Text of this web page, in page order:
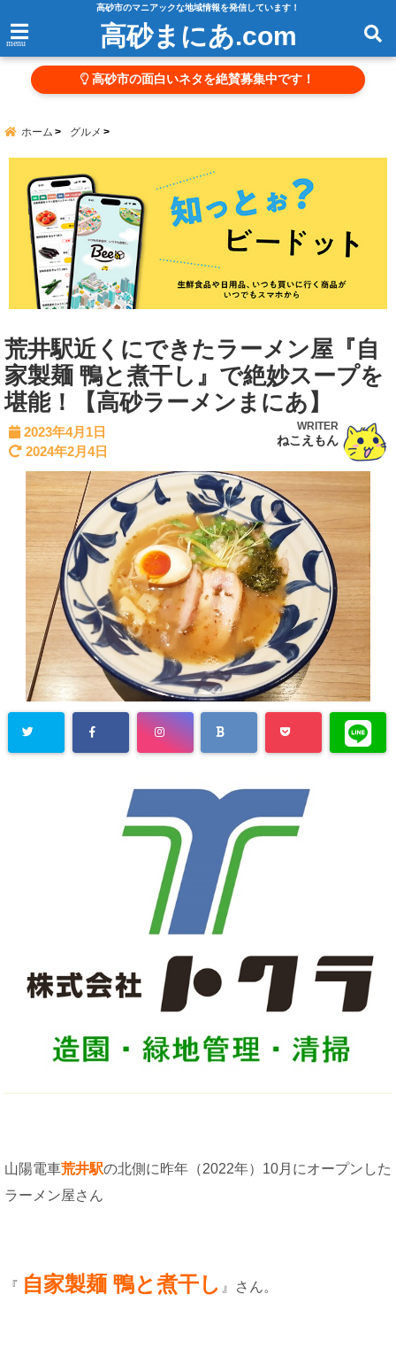
高砂市のマニアックな地域情報を発信しています！
menu 高砂まにあ.com
高砂市の面白いネタを絶賛募集中です！
ホーム グルメ
荒井駅近くにできたラーメン屋『自
家製麺 鴨と煮干し』で絶妙スープを
堪能！【高砂ラーメンまにあ】
2023年4月1日
2024年2月4日
WRITER
ねこえもん
山陽電車荒井駅の北側に昨年（2022年）10月にオープンした
ラーメン屋さん
『 自家製麺 鴨と煮干し 』さん。